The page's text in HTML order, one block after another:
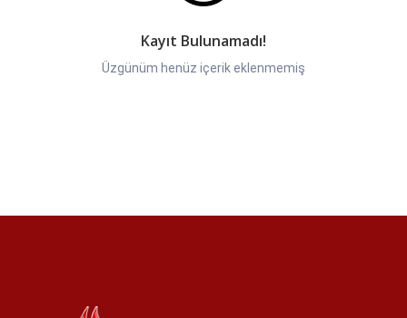
Kayıt Bulunamadı!
Üzgünüm henüz içerik eklenmemiş